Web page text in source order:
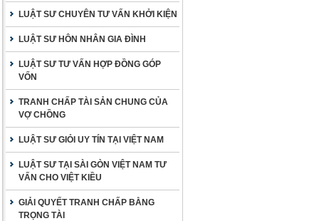
LUẬT SƯ CHUYÊN TƯ VẤN KHỞI KIỆN
LUẬT SƯ HÔN NHÂN GIA ĐÌNH
LUẬT SƯ TƯ VẤN HỢP ĐỒNG GÓP
VỐN
TRANH CHẤP TÀI SẢN CHUNG CỦA
VỢ CHỒNG
LUẬT SƯ GIỎI UY TÍN TẠI VIỆT NAM
LUẬT SƯ TẠI SÀI GÒN VIỆT NAM TƯ
VẤN CHO VIỆT KIỀU
GIẢI QUYẾT TRANH CHẤP BẰNG
TRỌNG TÀI